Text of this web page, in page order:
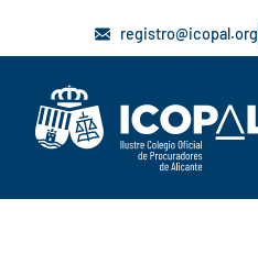
registro@icopal.org